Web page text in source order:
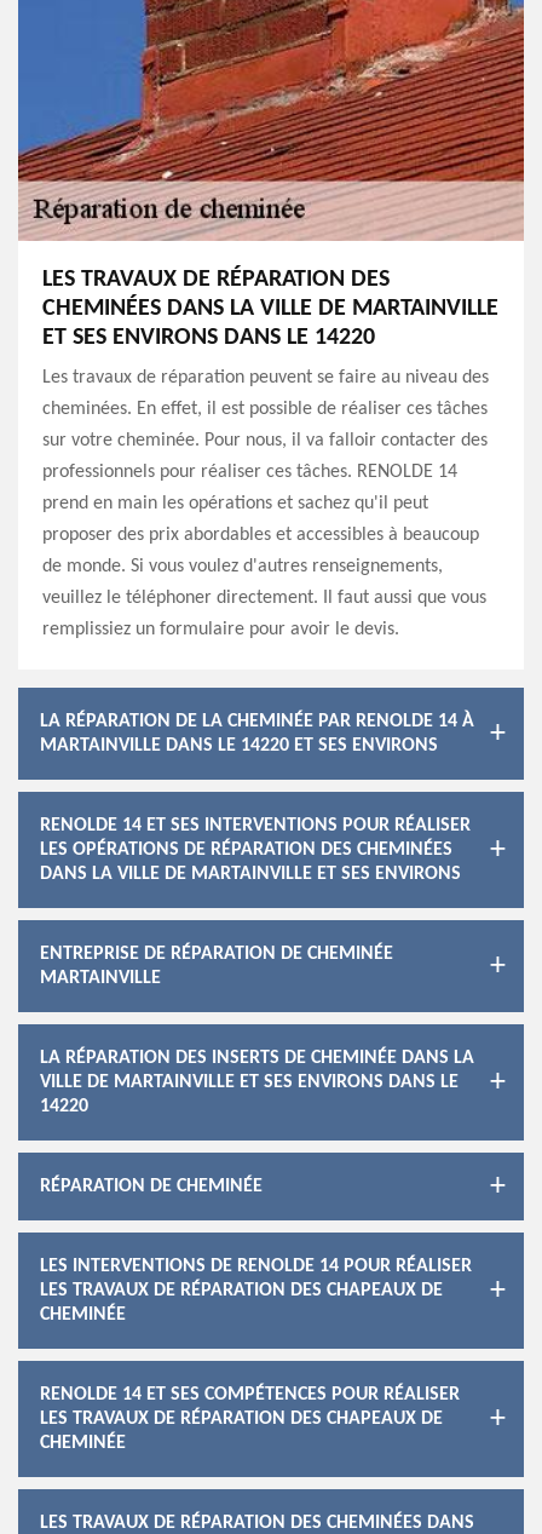
LES TRAVAUX DE RÉPARATION DES
CHEMINÉES DANS LA VILLE DE MARTAINVILLE
ET SES ENVIRONS DANS LE 14220
Les travaux de réparation peuvent se faire au niveau des
cheminées. En effet, il est possible de réaliser ces tâches
sur votre cheminée. Pour nous, il va falloir contacter des
professionnels pour réaliser ces tâches. RENOLDE 14
prend en main les opérations et sachez qu'il peut
proposer des prix abordables et accessibles à beaucoup
de monde. Si vous voulez d'autres renseignements,
veuillez le téléphoner directement. Il faut aussi que vous
remplissiez un formulaire pour avoir le devis.
LA RÉPARATION DE LA CHEMINÉE PAR RENOLDE 14 À
MARTAINVILLE DANS LE 14220 ET SES ENVIRONS
RENOLDE 14 ET SES INTERVENTIONS POUR RÉALISER
LES OPÉRATIONS DE RÉPARATION DES CHEMINÉES
DANS LA VILLE DE MARTAINVILLE ET SES ENVIRONS
ENTREPRISE DE RÉPARATION DE CHEMINÉE
MARTAINVILLE
LA RÉPARATION DES INSERTS DE CHEMINÉE DANS LA
VILLE DE MARTAINVILLE ET SES ENVIRONS DANS LE
14220
RÉPARATION DE CHEMINÉE
LES INTERVENTIONS DE RENOLDE 14 POUR RÉALISER
LES TRAVAUX DE RÉPARATION DES CHAPEAUX DE
CHEMINÉE
RENOLDE 14 ET SES COMPÉTENCES POUR RÉALISER
LES TRAVAUX DE RÉPARATION DES CHAPEAUX DE
CHEMINÉE
LES TRAVAUX DE RÉPARATION DES CHEMINÉES DANS